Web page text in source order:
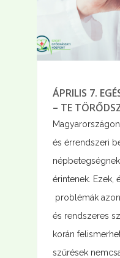
ÁPRILIS 7.
– TE
és érrendszeri
érintenek. Ezek,
problémák
és rendszeres
korán
szűrések